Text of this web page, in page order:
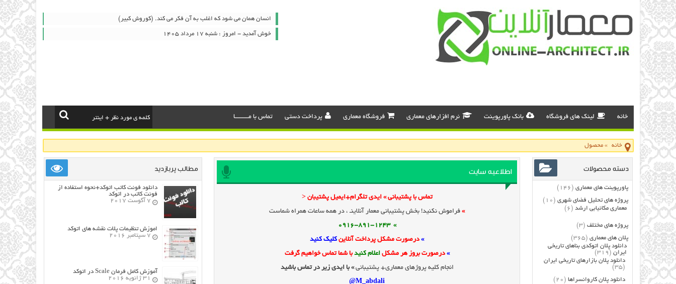
انسان همان می شود که اغلب به آن فکر می کند. (کوروش کبیر)
خوش آمدید - امروز : شنبه ۱۷ مرداد ۱۴۰۵
خانه لینک های فروشگاه بانک پاورپوینت نرم افزارهای معماری فروشگاه معماری پرداخت دستی تماس با مـــــــــا
خانه »محصول
اطلاعیه سایت
تماس با پشتیبانی » ایدی تلگرام+ایمیل پشتیبان <
» فراموش نکنید! بخش پشتیبانی معمار آنلاینـ ، در همه ساعات همراه شماست
» 0916-891-1243
»درصورت مشکل پرداخت آنلاین کلیک کنید
» درصورت بروز هر مشکلاعلام کنیدبا شما تماس خواهیم گرفت
انجام کلیه پروژهای معماری+ پشتیبانی» با ایدی زیر در تماس باشید
M_abdali@
دسته محصولات
پاورپوینت های معماری (146)
پروژه های تحلیل فضای شهری (10)
معماری مکانیابی ارشد (6)
پروژه های مختلف (3)
پلان های معماری (365)
دانلود پلان اتوکدی بناهای تاریخی
ایران (319)
دانلود پلان بازارهای تاریخی ایران
(35)
دانلود پلان کاروانسراها (20)
مطالب پربازدید
دانلود فونت کاتب اتوکد+نحوه استفاده از
فونت کاتب در اتوکد
7 آگوست 2017
اموزش تنظیمات پلات نقشه های اتوکد
7 سپتامبر 2016
آموزش کامل فرمان Scale در اتوکد
31 ژانویه 2016